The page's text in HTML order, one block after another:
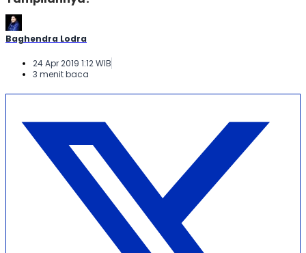
Baghendra Lodra
24 Apr 2019 1:12 WIB
3 menit baca